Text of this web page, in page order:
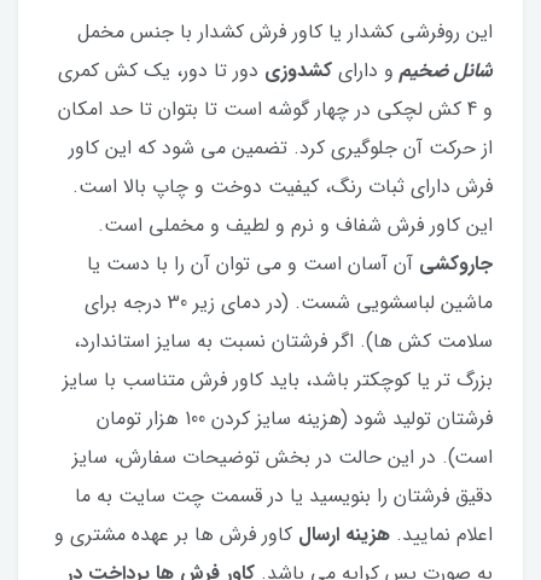
این روفرشی کشدار یا کاور فرش کشدار با جنس مخمل
شانل ضخیمو دارای کشدوزی دور تا دور، یک کش کمری
و 4 کش لچکی در چهار گوشه است تا بتوان تا حد امکان
از حرکت آن جلوگیری کرد. تضمین می شود که این کاور
فرش دارای ثبات رنگ، کیفیت دوخت و چاپ بالا است.
این کاور فرش شفاف و نرم و لطیف و مخملی است.
جاروکشی آن آسان است و می توان آن را با دست یا
ماشین لباسشویی شست. (در دمای زیر 30 درجه برای
سلامت کش ها). اگر فرشتان نسبت به سایز استاندارد،
بزرگ تر یا کوچکتر باشد، باید کاور فرش متناسب با سایز
فرشتان تولید شود (هزینه سایز کردن 100 هزار تومان
است). در این حالت در بخش توضیحات سفارش، سایز
دقیق فرشتان را بنویسید یا در قسمت چت سایت به ما
اعلام نمایید. هزینه ارسال کاور فرش ها بر عهده مشتری و
به صورت پس کرایه می باشد. کاور فرش ها پرداخت در